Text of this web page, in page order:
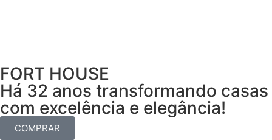
FORT HOUSE
Há 32 anos transformando casas
com excelência e elegância!
COMPRAR